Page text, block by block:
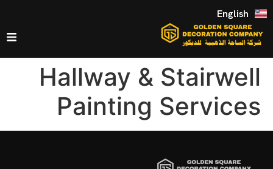
English
Hallway & Stairwell
Painting Services